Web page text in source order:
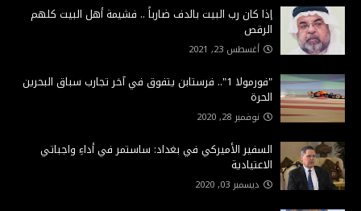
إذا كان رب البيت بالدف ضارباً .. فشيمة أهل البيت كلهم
الرقص
أغسطس 23, 2021
"فورمولا 1".. فرستابن يتفوق في آخر تجارب سباق البحرين
الحرة
نوفمبر 28, 2020
السفير الأميركي في بغداد: ساستمر في أداءِ واجباتي
الاعتيادية
ديسمبر 03, 2020